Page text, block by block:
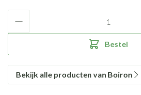
Bestel
Bekijk alle producten van Boiron